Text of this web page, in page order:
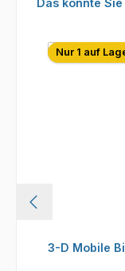
Nur 1 auf
3-D Mobile